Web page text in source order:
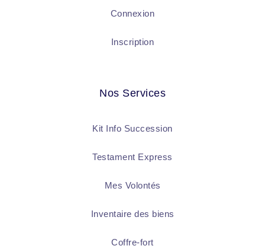
Connexion
Inscription
Nos Services
Kit Info Succession
Testament Express
Mes Volontés
Inventaire des biens
Coffre-fort